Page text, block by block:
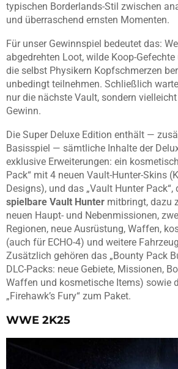
typischen Borderlands-Stil zwischen
und überraschend ernsten Momenten.
Für unser Gewinnspiel bedeutet das:
abgedrehten Loot, wilde Koop-
die selbst Physikern Kopfschmerzen
unbedingt teilnehmen. Schließlich
nur die nächste Vault, sondern
Gewinn.
Die Super Deluxe Edition enthält —
Basisspiel — sämtliche Inhalte der
exklusive Erweiterungen: ein
Pack“ mit 4 neuen Vault-Hunter-Skins
Designs), und das „Vault Hunter Pack“,
spielbare Vault Hunter mitbringt, dazu
neuen Haupt- und Nebenmissionen,
Regionen, neue Ausrüstung, Waffen,
(auch für ECHO-4) und weitere
Zusätzlich gehören das „Bounty Pack
DLC-Packs: neue Gebiete, Missionen,
Waffen und kosmetische Items) sowie
„Firehawk’s Fury“ zum Paket.
WWE 2K25